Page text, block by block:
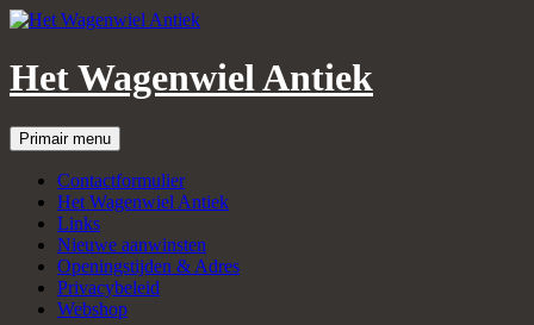
Het Wagenwiel Antiek
Zoeken
Primair menu
naar
inhoud
Contactformulier
Het Wagenwiel Antiek
Links
Nieuwe aanwinsten
Openingstijden & Adres
Privacybeleid
Webshop